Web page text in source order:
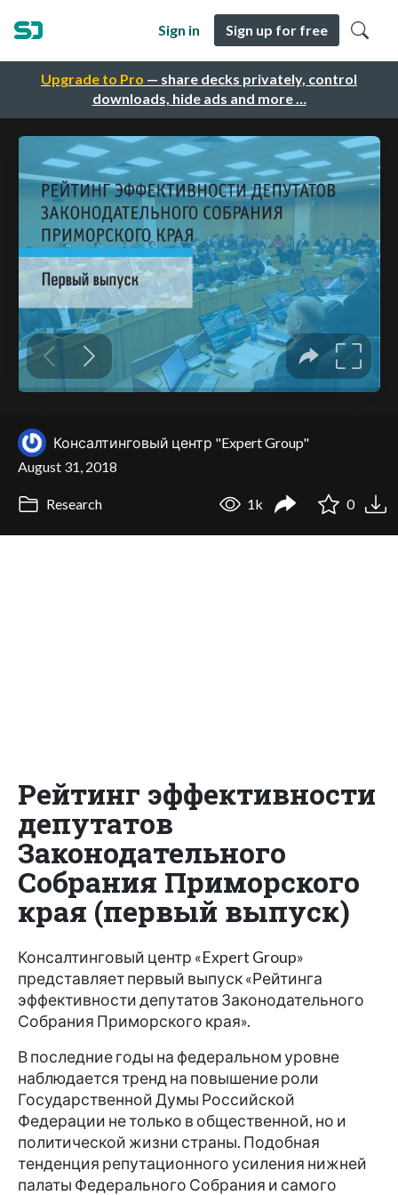
Upgrade to Pro — share decks privately, control
downloads, hide ads and more …
Sign in Sign up for free
Консалтинговый центр "Expert Group"
August 31, 2018
Research 1k 0
Рейтинг эффективности
депутатов
Законодательного
Собрания Приморского
края (первый выпуск)
Консалтинговый центр «Expert Group»
представляет первый выпуск «Рейтинга
эффективности депутатов Законодательного
Собрания Приморского края».
В последние годы на федеральном уровне
наблюдается тренд на повышение роли
Государственной Думы Российской
Федерации не только в общественной, но и
политической жизни страны. Подобная
тенденция репутационного усиления нижней
палаты Федерального Собрания и самого